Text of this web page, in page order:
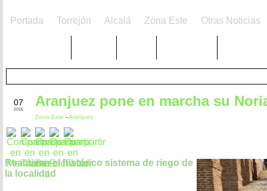
Portada Torrejón Alcalá Zona Este Otras Noticias
07
2026
Aranjuez pone en marcha su
Zona Este -Aranjuez
Reactivan el histórico sistema de riego de
la localidad